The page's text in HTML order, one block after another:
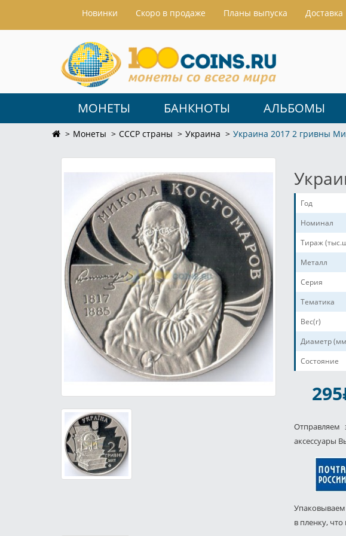
Hовинки Скоро в продаже Планы выпуска Доставка
МОНЕТЫ БАНКНОТЫ АЛЬБОМЫ
Монеты СССР страны Украина Украина 2017 2 гривны
Год
Номинал
Тираж
Металл
Серия
Тематика
Вес(г)
Диаметр
Состояние
295
Отправляем
аксессуары
в пленку,